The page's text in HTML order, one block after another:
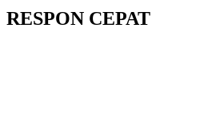
RESPON CEPAT